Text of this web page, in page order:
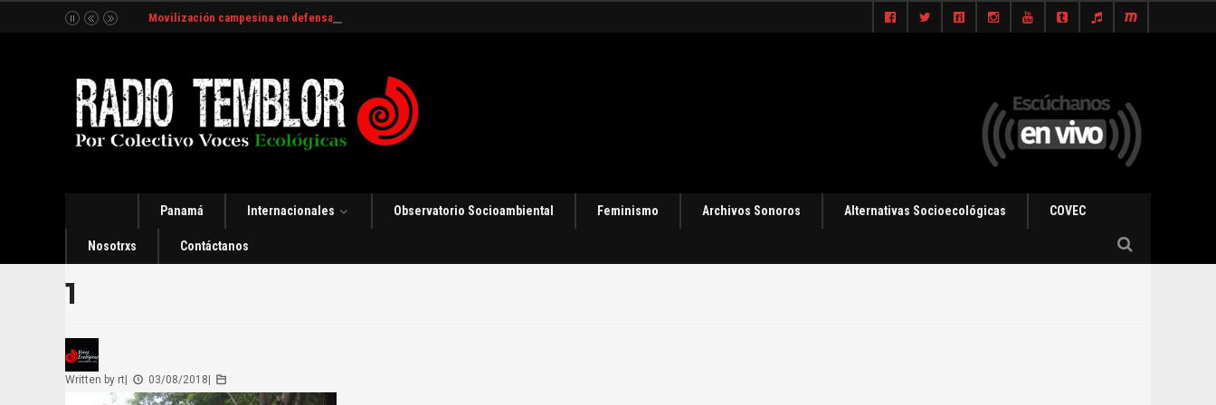
Movilización campesina en defensa del Río Indio en Panamá [Audio]
Panamá Internacionales Observatorio Socioambiental Feminismo Archivos Sonoros Alternativas Socioecológicas COVEC
Nosotrxs Contáctanos
1
Written by rt 03/08/2018